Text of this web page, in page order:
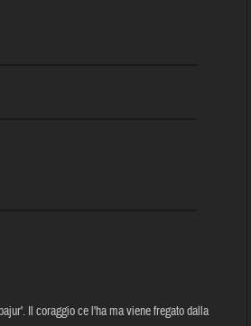
Il coraggio ce l'ha ma viene fregato dalla